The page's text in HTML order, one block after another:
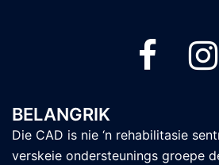
BELANGRIK
Die CAD is nie ‘n rehabilitasie
verskeie ondersteunings groepe